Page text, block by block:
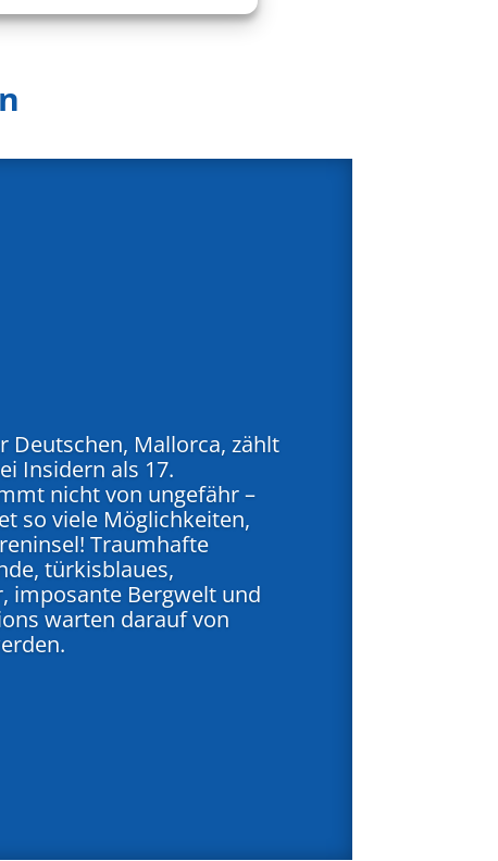
Deutschen, Mallorca, zählt
Insidern als 17.
nicht von ungefähr –
so viele Möglichkeiten,
Traumhafte
türkisblaues,
imposante Bergwelt und
warten darauf von